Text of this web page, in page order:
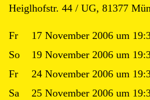
Heiglhofstr. 44 / UG, 81377
Fr
17 November 2006 um
So
19 November 2006 um
Fr
24 November 2006 um
Sa
25 November 2006 um